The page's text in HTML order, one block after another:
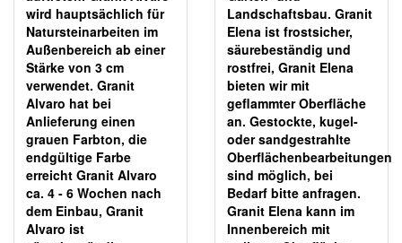
wird hauptsächlich für
Natursteinarbeiten im
Außenbereich ab einer
Stärke von 3 cm
verwendet. Granit
Alvaro hat bei
Anlieferung einen
grauen Farbton, die
endgültige Farbe
erreicht Granit Alvaro
ca. 4 - 6 Wochen nach
dem Einbau, Granit
Alvaro ist
Landschaftsbau. Granit
Elena ist frostsicher,
säurebeständig und
rostfrei, Granit Elena
bieten wir mit
geflammter Oberfläche
an. Gestockte, kugel-
oder sandgestrahlte
Oberflächenbearbeitungen
sind möglich, bei
Bedarf bitte anfragen.
Granit Elena kann im
Innenbereich mit